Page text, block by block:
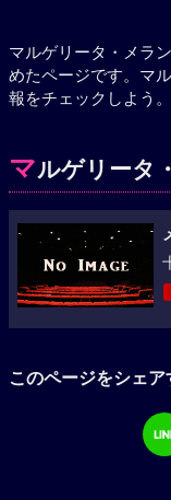
マルゲリータ・メラ
めたページです。マ
報をチェックしよう。
マルゲリータ
このページをシェア